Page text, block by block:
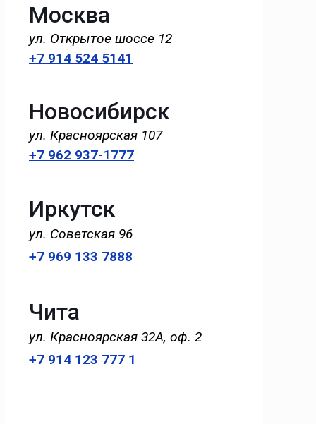
Москва
ул. Открытое шоссе 12
+7 914 524 5141
Новосибирск
ул. Красноярская 107
+7 962 937-1777
Иркутск
ул. Советская 96
+7 969 133 7888
Чита
ул. Красноярская 32А, оф. 2
+7 914 123 777 1